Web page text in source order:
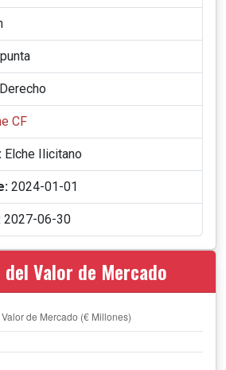
Derecho
CF
Elche Ilicitano
2024-01-01
2027-06-30
Valor de Mercado